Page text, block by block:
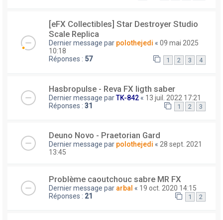
[eFX Collectibles] Star Destroyer Studio
Scale Replica
Dernier message par polothejedi « 09 mai 2025
10:18
Réponses : 57 1 2 3 4
Hasbropulse - Reva FX ligth saber
Dernier message parTK-842 « 13 juil. 2022 17:21
Réponses : 31 1 2 3
Deuno Novo - Praetorian Gard
Dernier message par polothejedi « 28 sept. 2021
13:45
Problème caoutchouc sabre MR FX
Dernier message par arbal « 19 oct. 2020 14:15
Réponses : 21 1 2